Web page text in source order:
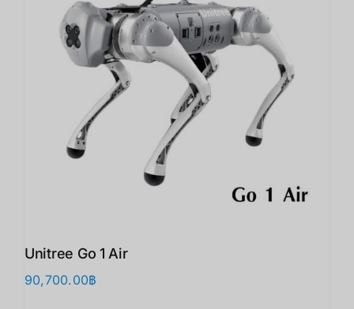
Unitree Go 1 Air
90,700.00฿